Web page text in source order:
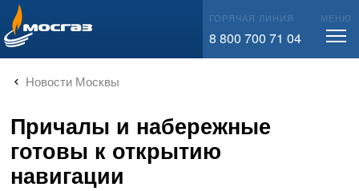
info@mos-gaz.ru ГОРЯЧАЯ ЛИНИЯ
8 800 700 71 04
МЕНЮ
Новости Москвы
Причалы и набережные
готовы к открытию
навигации